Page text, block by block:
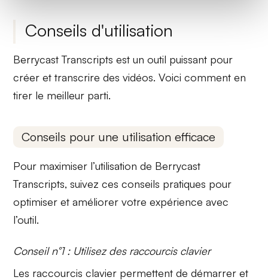
Conseils d'utilisation
Berrycast Transcripts est un outil puissant pour
créer et transcrire des vidéos. Voici comment en
tirer le meilleur parti.
Conseils pour une utilisation efficace
Pour maximiser l’utilisation de Berrycast
Transcripts, suivez ces conseils pratiques pour
optimiser et améliorer votre expérience avec
l’outil.
Conseil n°1 : Utilisez des raccourcis clavier
Les raccourcis clavier permettent de démarrer et